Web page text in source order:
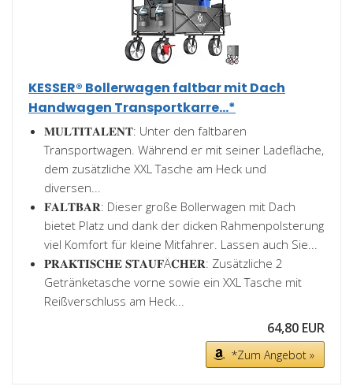
KESSER® Bollerwagen faltbar mit Dach
Handwagen Transportkarre...*
𝐌𝐔𝐋𝐓𝐈𝐓𝐀𝐋𝐄𝐍𝐓: Unter den faltbaren
Transportwagen. Während er mit seiner Ladefläche,
dem zusätzliche XXL Tasche am Heck und
diversen...
𝐅𝐀𝐋𝐓𝐁𝐀𝐑: Dieser große Bollerwagen mit Dach
bietet Platz und dank der dicken Rahmenpolsterung
viel Komfort für kleine Mitfahrer. Lassen auch Sie...
𝐏𝐑𝐀𝐊𝐓𝐈𝐒𝐂𝐇𝐄 𝐒𝐓𝐀𝐔𝐅Ä𝐂𝐇𝐄𝐑: Zusätzliche 2
Getränketasche vorne sowie ein XXL Tasche mit
Reißverschluss am Heck...
64,80 EUR
*Zum Angebot »